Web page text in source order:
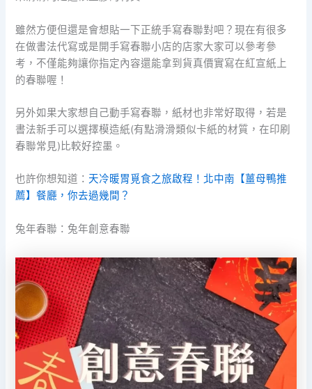
雖然方便但還是會想貼一下正統手寫春聯對吧？現在有很多
在做書法代寫或是開手寫春聯小店的店家大家可以參考參
考，不僅能夠讓你指定內容還能拿到貨真價實寫在紅宣紙上
的春聯喔！
另外如果大家想自己動手寫春聯，紙材也非常好取得，若是
書法新手可以選擇模造紙(有點滑滑類似卡紙的材質，在印刷
春聯常見)比較好控墨。
也許你想知道： 天冷暖胃覓食之旅啟程！北中南【薑母鴨推
薦】餐廳，你去過幾間？
兔年春聯：兔年創意春聯